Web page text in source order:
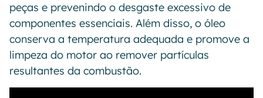
peças e prevenindo o desgaste excessivo de
componentes essenciais. Além disso, o óleo
conserva a temperatura adequada e promove a
limpeza do motor ao remover partículas
resultantes da combustão.